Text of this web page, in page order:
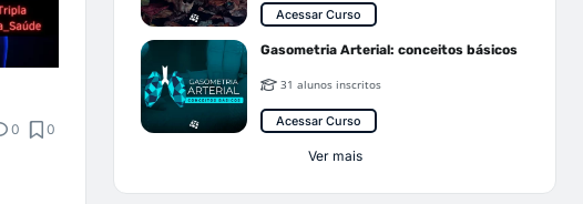
0 0
Acessar Curso
Gasometria Arterial: conceitos básicos
31 alunos inscritos
Acessar Curso
Ver mais